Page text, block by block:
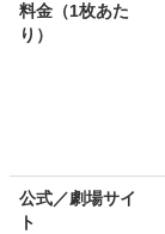
料金（1枚あた
り）
公式／劇場サイ
ト